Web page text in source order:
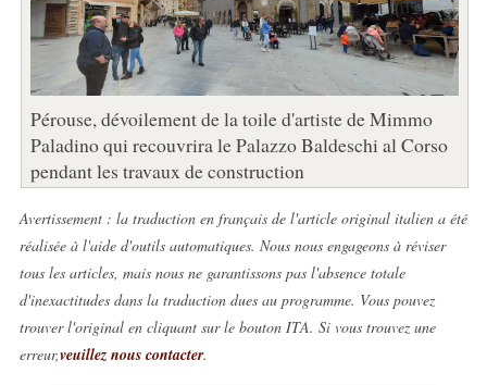
Pérouse, dévoilement de la toile d'artiste de Mimmo
Paladino qui recouvrira le Palazzo Baldeschi al Corso
pendant les travaux de construction
Avertissement : la traduction en français de l'article original italien a été
réalisée à l'aide d'outils automatiques. Nous nous engageons à réviser
tous les articles, mais nous ne garantissons pas l'absence totale
d'inexactitudes dans la traduction dues au programme. Vous pouvez
trouver l'original en cliquant sur le bouton ITA. Si vous trouvez une
erreur,veuillez nous contacter.